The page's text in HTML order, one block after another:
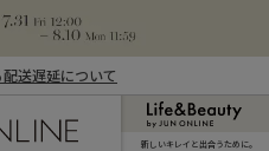
送遅延について
新しいキレイと出合うために。